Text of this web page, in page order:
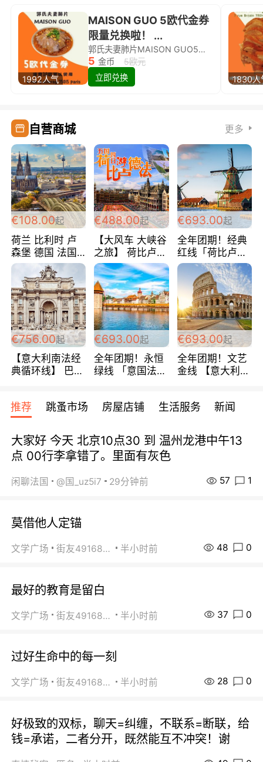
1992人气
MAISON GUO 5欧代金券
限量兑换啦！ ...
郭氏夫妻肺片MAISON GUO5欧代金券限量兑换啦！
5 金币
5欧元
立即兑换
1830人
自营商城 更多
€108.00起
荷兰 比利时 卢
森堡 德国 法国
超爽玩遍西欧 循
环线 全程四星宾
馆 108欧/人/天
€488.00起
【大风车 大峡谷
之旅】 荷比卢德
法 巴黎上下 经
典五国四日游
488欧/人
€693.00起
全年团期！经典
红线「荷比卢德
法」七天循环 五
国 仅售99欧/人/
天！巴黎上下！
包拼房~
€756.00起
【意大利南法经
典循环线】 巴黎
宾馆 108欧/天起
全程756欧/位
€693.00起
全年团期！永恒
绿线 「意国法
欧/天起 ~包拼房
€693.00起
全年团期！文艺
金线 【意大利一
每周铁发！
推荐 跳蚤市场 房屋店铺 生活服务 新闻
大家好 今天 北京10点30 到 温州龙港中午13
点 00行李拿错了。里面有灰色
闲聊法国 @国_uz5i7 29分钟前 57 1
莫借他人定锚
文学广场 街友49168527 半小时前 48 0
最好的教育是留白
文学广场 街友49168527 半小时前 37 0
过好生命中的每一刻
文学广场 街友49168527 半小时前 28 0
好极致的双标，聊天=纠缠，不联系=断联，给
钱=承诺，二者分开，既然能互不冲突！谢